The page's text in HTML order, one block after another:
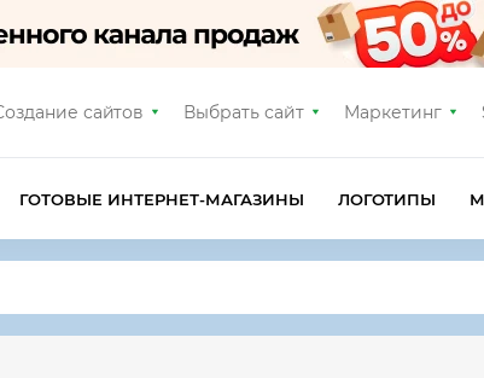
сайтов Выбрать сайт Маркетинг
ГОТОВЫЕ ИНТЕРНЕТ-МАГАЗИНЫ ЛОГОТИПЫ